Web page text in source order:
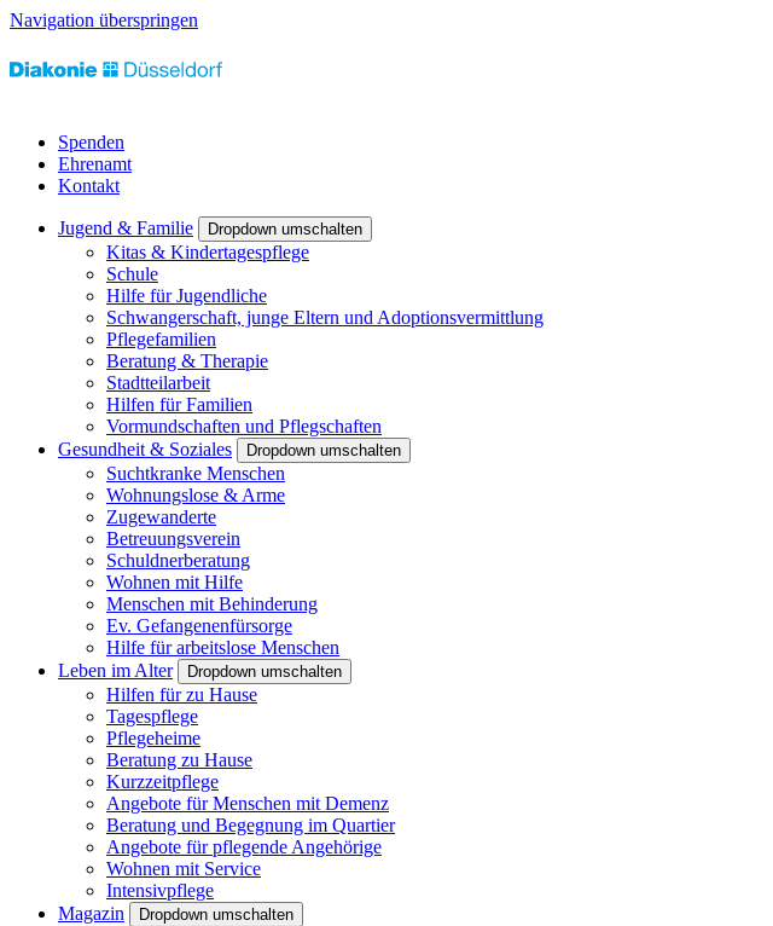
Navigation überspringen
Spenden
Ehrenamt
Kontakt
Jugend & Familie Dropdown umschalten
Kitas & Kindertagespflege
Schule
Hilfe für Jugendliche
Schwangerschaft, junge Eltern und Adoptionsvermittlung
Pflegefamilien
Beratung & Therapie
Stadtteilarbeit
Hilfen für Familien
Vormundschaften und Pflegschaften
Gesundheit & Soziales
Dropdown umschalten
Suchtkranke Menschen
Wohnungslose & Arme
Zugewanderte
Betreuungsverein
Schuldnerberatung
Wohnen mit Hilfe
Menschen mit Behinderung
Ev. Gefangenenfürsorge
Hilfe für arbeitslose Menschen
Leben im Alter
Dropdown umschalten
Hilfen für zu Hause
Tagespflege
Pflegeheime
Beratung zu Hause
Kurzzeitpflege
Angebote für Menschen mit Demenz
Beratung und Begegnung im Quartier
Angebote für pflegende Angehörige
Wohnen mit Service
Intensivpflege
Magazin
Dropdown umschalten